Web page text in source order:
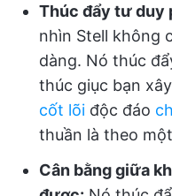
Thúc đẩy tư duy
nhìn Stell không
dàng. Nó thúc
thúc giục bạn
cốt lõi độc đáo
thuần là theo
Cân bằng giữa